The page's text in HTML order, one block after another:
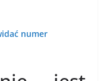
numer